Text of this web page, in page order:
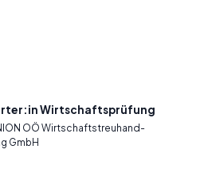
Wirtschaftsprüfung
OÖ Wirtschaftstreuhand-
GmbH